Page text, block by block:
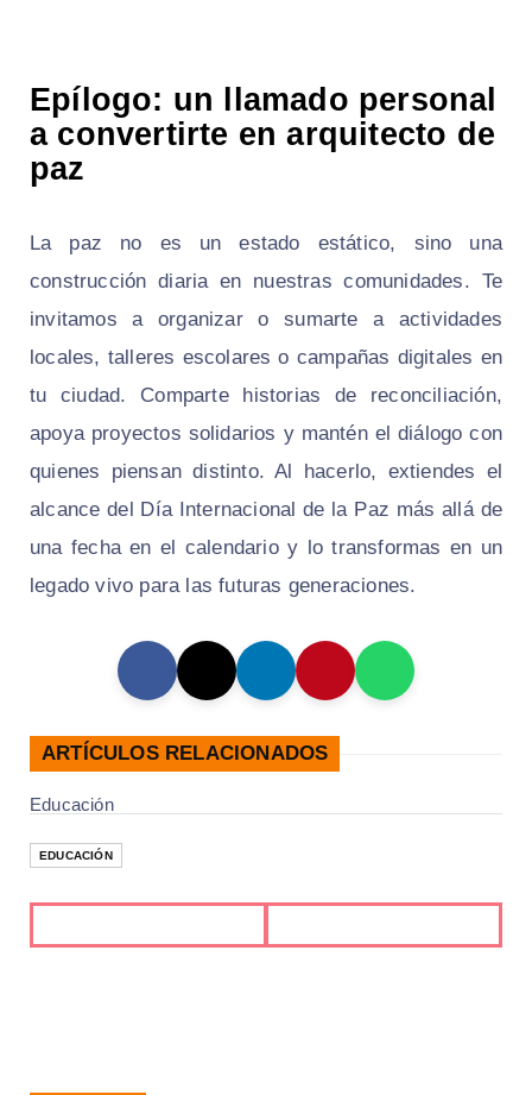
Epílogo: un llamado personal
a convertirte en arquitecto de
paz
La paz no es un estado estático, sino una
construcción diaria en nuestras comunidades. Te
invitamos a organizar o sumarte a actividades
locales, talleres escolares o campañas digitales en
tu ciudad. Comparte historias de reconciliación,
apoya proyectos solidarios y mantén el diálogo con
quienes piensan distinto. Al hacerlo, extiendes el
alcance del Día Internacional de la Paz más allá de
una fecha en el calendario y lo transformas en un
legado vivo para las futuras generaciones.
ARTÍCULOS RELACIONADOS
Educación
EDUCACIÓN